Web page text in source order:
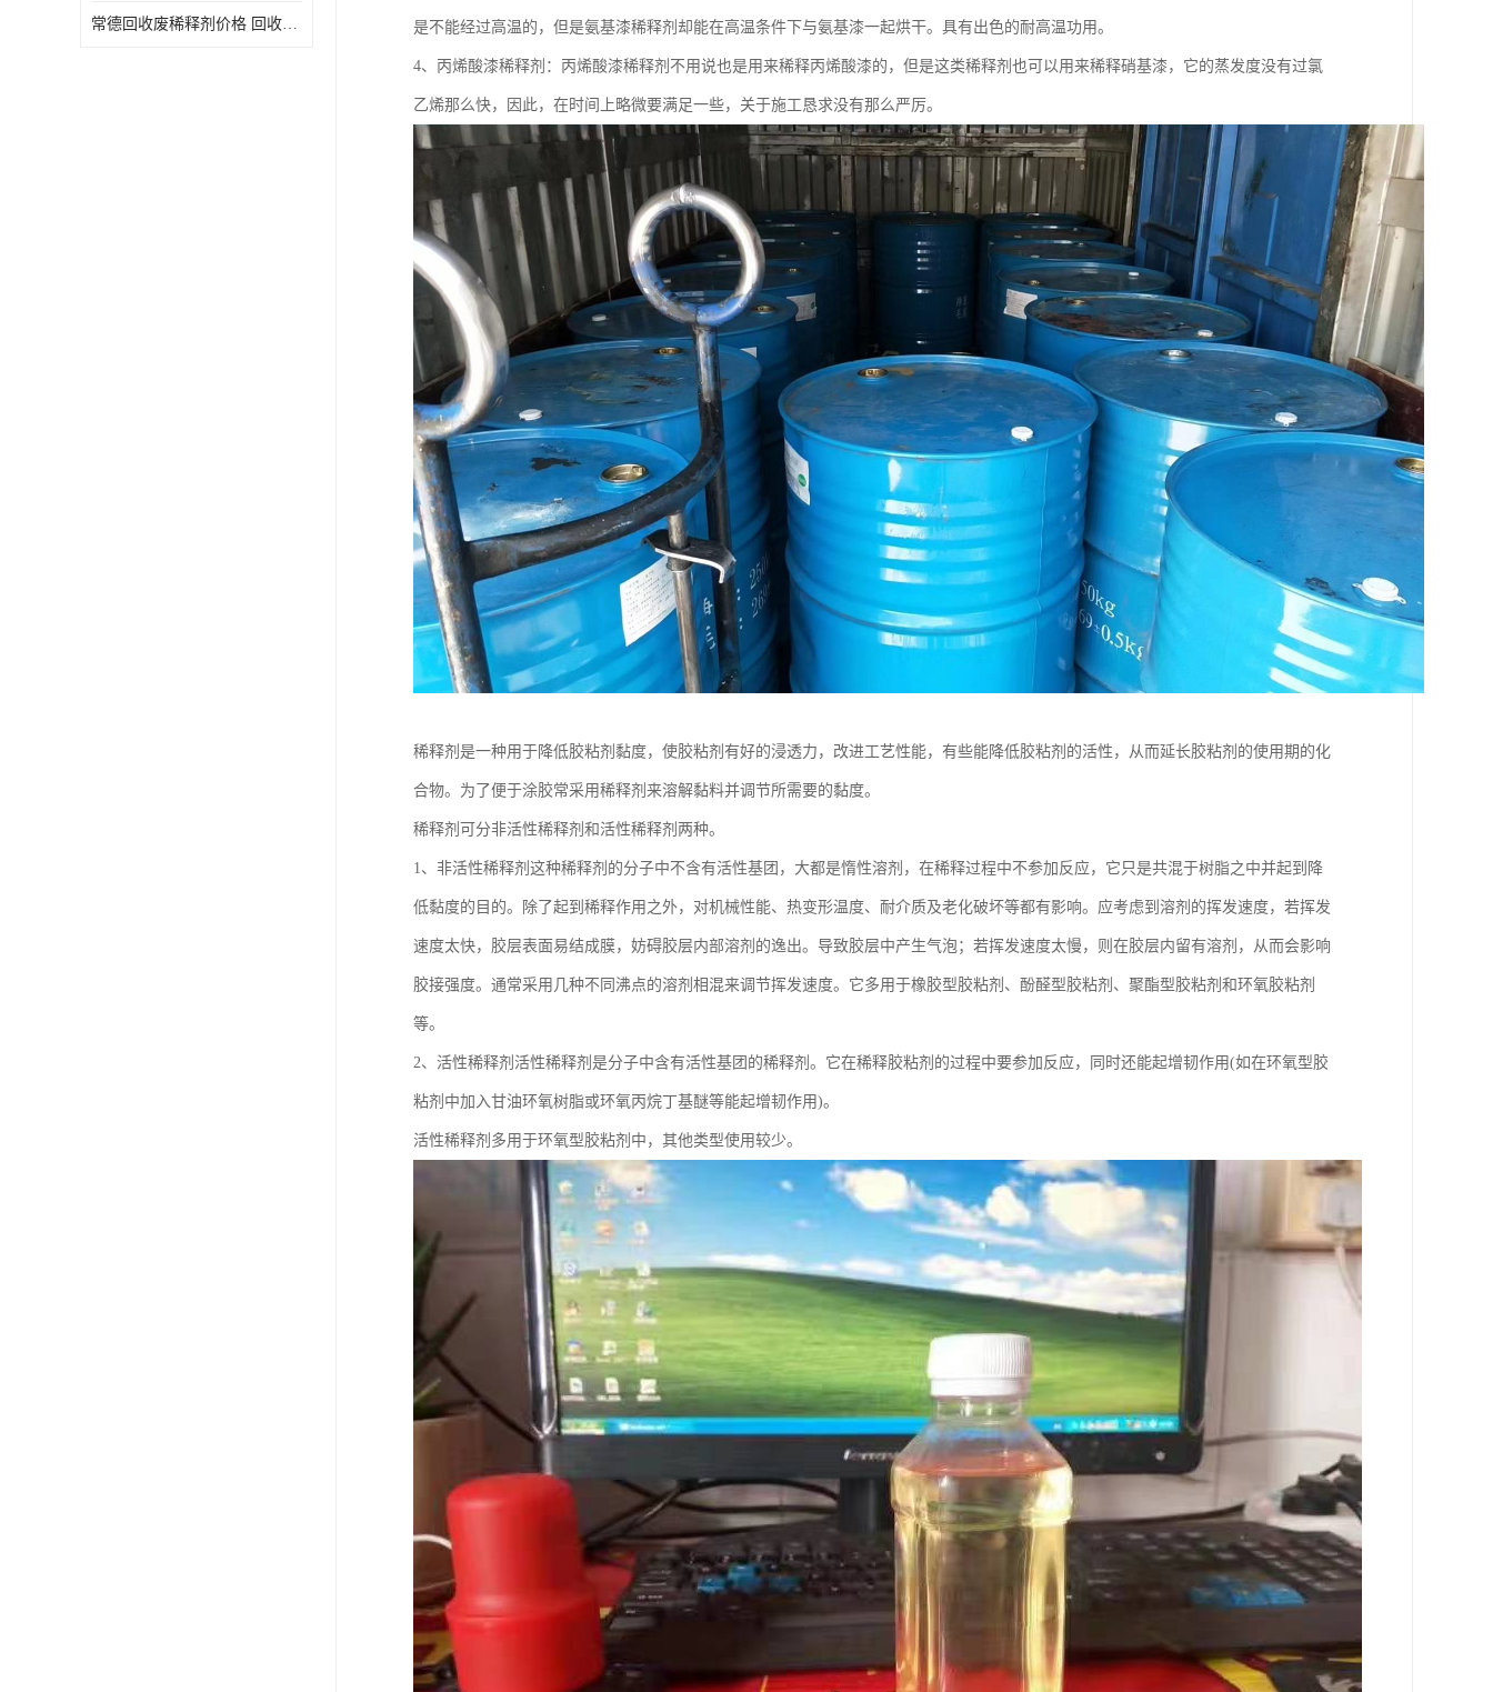
常德回收废稀释剂价格 回收废清洗液 是不能经过高温的，但是氨基漆稀释剂却能在高温条件下与氨基漆一起烘干。具有出色的耐高温功用。
4、丙烯酸漆稀释剂：丙烯酸漆稀释剂不用说也是用来稀释丙烯酸漆的，但是这类稀释剂也可以用来稀释硝基漆，它的蒸发度没有过氯
乙烯那么快，因此，在时间上略微要满足一些，关于施工恳求没有那么严厉。
稀释剂是一种用于降低胶粘剂黏度，使胶粘剂有好的浸透力，改进工艺性能，有些能降低胶粘剂的活性，从而延长胶粘剂的使用期的化
合物。为了便于涂胶常采用稀释剂来溶解黏料并调节所需要的黏度。
稀释剂可分非活性稀释剂和活性稀释剂两种。
1、非活性稀释剂这种稀释剂的分子中不含有活性基团，大都是惰性溶剂，在稀释过程中不参加反应，它只是共混于树脂之中并起到降
低黏度的目的。除了起到稀释作用之外，对机械性能、热变形温度、耐介质及老化破坏等都有影响。应考虑到溶剂的挥发速度，若挥发
速度太快，胶层表面易结成膜，妨碍胶层内部溶剂的逸出。导致胶层中产生气泡；若挥发速度太慢，则在胶层内留有溶剂，从而会影响
胶接强度。通常采用几种不同沸点的溶剂相混来调节挥发速度。它多用于橡胶型胶粘剂、酚醛型胶粘剂、聚酯型胶粘剂和环氧胶粘剂
等。
2、活性稀释剂活性稀释剂是分子中含有活性基团的稀释剂。它在稀释胶粘剂的过程中要参加反应，同时还能起增韧作用(如在环氧型胶
粘剂中加入甘油环氧树脂或环氧丙烷丁基醚等能起增韧作用)。
活性稀释剂多用于环氧型胶粘剂中，其他类型使用较少。